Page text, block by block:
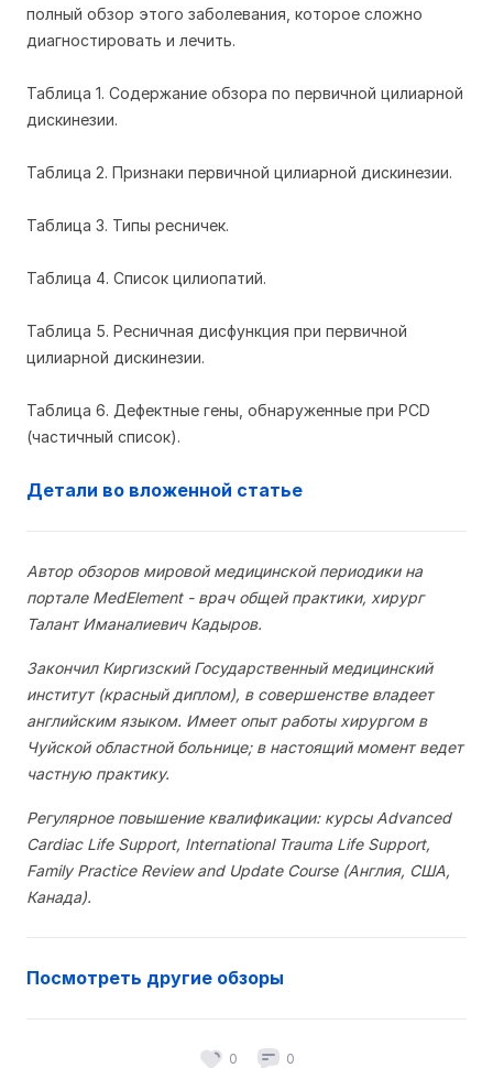
полный обзор этого заболевания, которое сложно
диагностировать и лечить.
Таблица 1. Содержание обзора по первичной цилиарной
дискинезии.
Таблица 2. Признаки первичной цилиарной дискинезии.
Таблица 3. Типы ресничек.
Таблица 4. Список цилиопатий.
Таблица 5. Ресничная дисфункция при первичной
цилиарной дискинезии.
Таблица 6. Дефектные гены, обнаруженные при PCD
(частичный список).
Детали во вложенной статье
Автор обзоров мировой медицинской периодики на
портале MedElement - врач общей практики, хирург
Талант Иманалиевич Кадыров.
Закончил Киргизский Государственный медицинский
институт (красный диплом), в совершенстве владеет
английским языком. Имеет опыт работы хирургом в
Чуйской областной больнице; в настоящий момент ведет
частную практику.
Регулярное повышение квалификации: курсы Advanced
Cardiac Life Support, International Trauma Life Support,
Family Practice Review and Update Course (Англия, США,
Канада).
Посмотреть другие обзоры
0 0